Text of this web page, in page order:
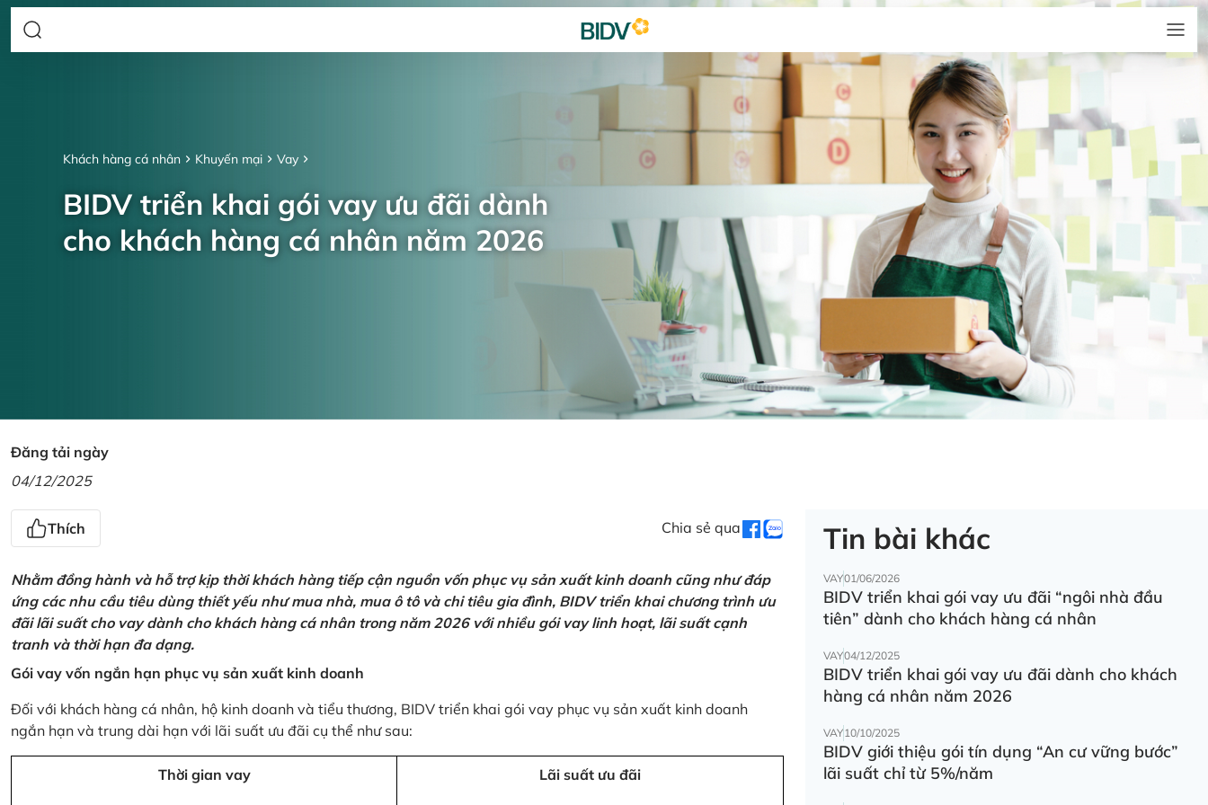
Khách hàng cá nhân Khuyến mại Vay
BIDV triển khai gói vay ưu đãi dành
cho khách hàng cá nhân năm 2026
Đăng tải ngày
04/12/2025
Thích Chia sẻ qua
Nhằm đồng hành và hỗ trợ kịp thời khách hàng tiếp cận nguồn vốn phục vụ sản xuất kinh doanh cũng như đáp
ứng các nhu cầu tiêu dùng thiết yếu như mua nhà, mua ô tô và chi tiêu gia đình, BIDV triển khai chương trình ưu
đãi lãi suất cho vay dành cho khách hàng cá nhân trong năm 2026 với nhiều gói vay linh hoạt, lãi suất cạnh
tranh và thời hạn đa dạng.
Gói vay vốn ngắn hạn phục vụ sản xuất kinh doanh
Đối với khách hàng cá nhân, hộ kinh doanh và tiểu thương, BIDV triển khai gói vay phục vụ sản xuất kinh doanh
ngắn hạn và trung dài hạn với lãi suất ưu đãi cụ thể như sau:
Thời gian vay Lãi suất ưu đãi
Tin bài khác
VAY01/06/2026
BIDV triển khai gói vay ưu đãi “ngôi nhà đầu
tiên” dành cho khách hàng cá nhân
VAY04/12/2025
BIDV triển khai gói vay ưu đãi dành cho khách
hàng cá nhân năm 2026
VAY10/10/2025
BIDV giới thiệu gói tín dụng “An cư vững bước”
lãi suất chỉ từ 5%/năm